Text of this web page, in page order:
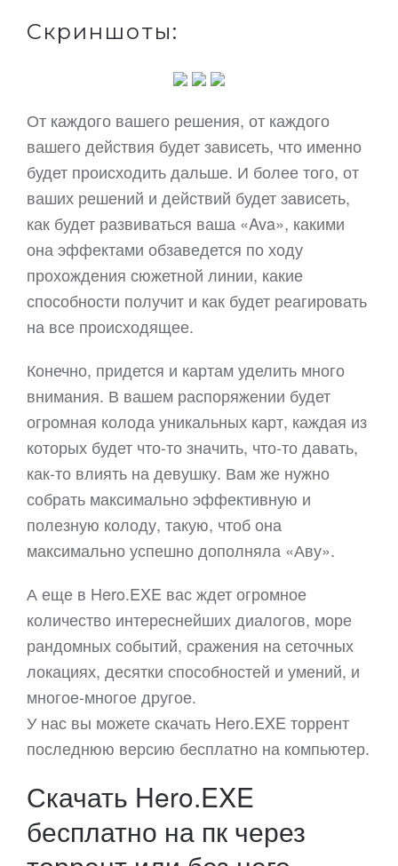
Скриншоты:
От каждого вашего решения, от каждого
вашего действия будет зависеть, что именно
будет происходить дальше. И более того, от
ваших решений и действий будет зависеть,
как будет развиваться ваша «Ava», какими
она эффектами обзаведется по ходу
прохождения сюжетной линии, какие
способности получит и как будет реагировать
на все происходящее.
Конечно, придется и картам уделить много
внимания. В вашем распоряжении будет
огромная колода уникальных карт, каждая из
которых будет что-то значить, что-то давать,
как-то влиять на девушку. Вам же нужно
собрать максимально эффективную и
полезную колоду, такую, чтоб она
максимально успешно дополняла «Аву».
А еще в Hero.EXE вас ждет огромное
количество интереснейших диалогов, море
рандомных событий, сражения на сеточных
локациях, десятки способностей и умений, и
многое-многое другое.
У нас вы можете скачать Hero.EXE торрент
последнюю версию бесплатно на компьютер.
Скачать Hero.EXE
бесплатно на пк через